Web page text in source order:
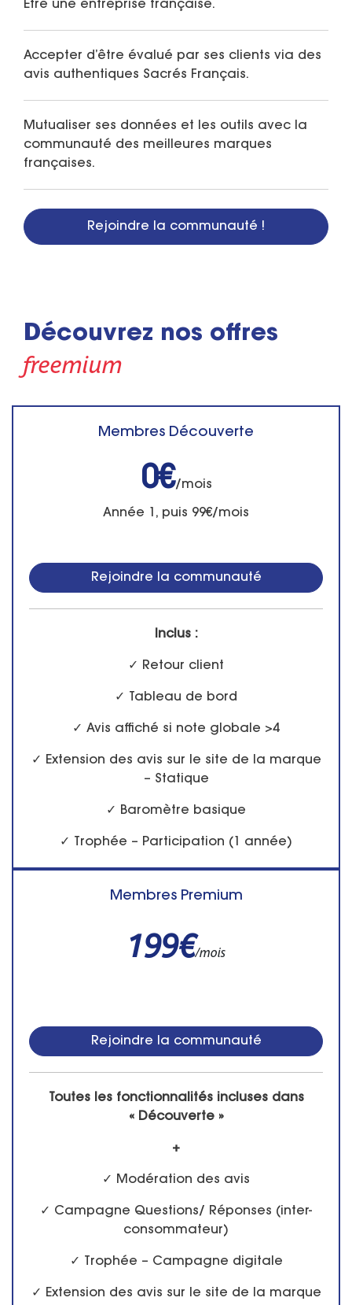
Être une entreprise française.
Accepter d’être évalué par ses clients via des
avis authentiques Sacrés Français.
Mutualiser ses données et les outils avec la
communauté des meilleures marques
françaises.
Rejoindre la communauté !
Découvrez nos offres
freemium
Membres Découverte
0€/mois
Année 1, puis 99€/mois
Rejoindre la communauté
Inclus :
✓ Retour client
✓ Tableau de bord
✓ Avis affiché si note globale >4
✓ Extension des avis sur le site de la marque
– Statique
✓ Baromètre basique
✓ Trophée – Participation (1 année)
Membres Premium
199€/mois
Rejoindre la communauté
Toutes les fonctionnalités incluses dans
« Découverte »
+
✓ Modération des avis
✓ Campagne Questions/ Réponses (inter-
consommateur)
✓ Trophée – Campagne digitale
✓ Extension des avis sur le site de la marque